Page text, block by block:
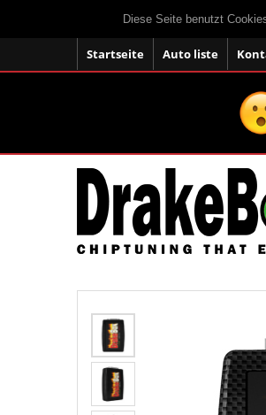
Diese Seite benutzt
Startseite Auto liste